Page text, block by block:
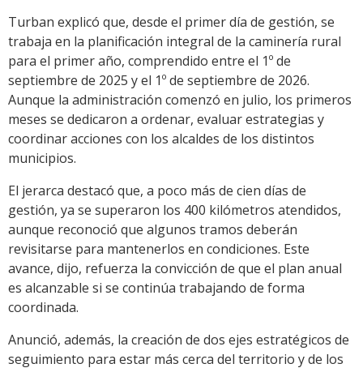
Turban explicó que, desde el primer día de gestión, se
trabaja en la planificación integral de la caminería rural
para el primer año, comprendido entre el 1º de
septiembre de 2025 y el 1º de septiembre de 2026.
Aunque la administración comenzó en julio, los primeros
meses se dedicaron a ordenar, evaluar estrategias y
coordinar acciones con los alcaldes de los distintos
municipios.
El jerarca destacó que, a poco más de cien días de
gestión, ya se superaron los 400 kilómetros atendidos,
aunque reconoció que algunos tramos deberán
revisitarse para mantenerlos en condiciones. Este
avance, dijo, refuerza la convicción de que el plan anual
es alcanzable si se continúa trabajando de forma
coordinada.
Anunció, además, la creación de dos ejes estratégicos de
seguimiento para estar más cerca del territorio y de los